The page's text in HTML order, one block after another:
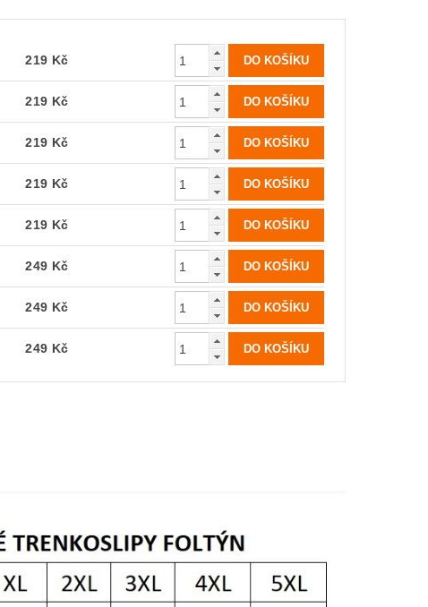
219 Kč
219 Kč
219 Kč
219 Kč
219 Kč
249 Kč
249 Kč
249 Kč